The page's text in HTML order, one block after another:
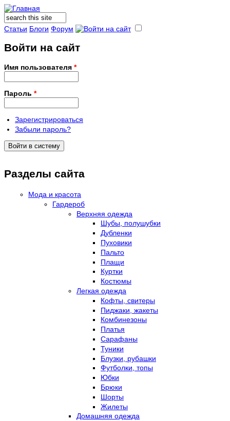
Форма поиска
Поиск
Статьи Блоги Форум
Войти на сайт
Имя пользователя *
Пароль *
Зарегистрироваться
Забыли пароль?
Разделы сайта
Мода и красота
Гардероб
Верхняя одежда
Шубы, полушубки
Дубленки
Пуховики
Пальто
Плащи
Куртки
Костюмы
Легкая одежда
Кофты, свитеры
Пиджаки, жакеты
Комбинезоны
Платья
Сарафаны
Туники
Блузки, рубашки
Футболки, топы
Юбки
Брюки
Шорты
Жилеты
Домашняя одежда